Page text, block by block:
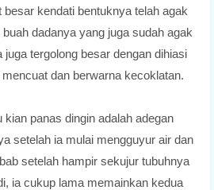
kendati bentuknya telah agak
dadanya yang juga sudah agak
tergolong besar dengan dihiasi
dan berwarna kecoklatan.
panas dingin adalah adegan
setelah ia mulai mengguyur air dan
setelah hampir sekujur tubuhnya
ia cukup lama memainkan kedua